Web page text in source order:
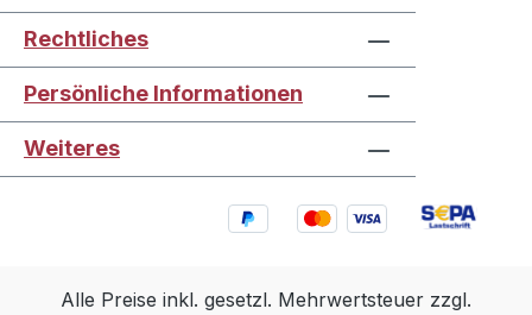
Rechtliches
Persönliche Informationen
Weiteres
Alle Preise inkl. gesetzl. Mehrwertsteuer zzgl.